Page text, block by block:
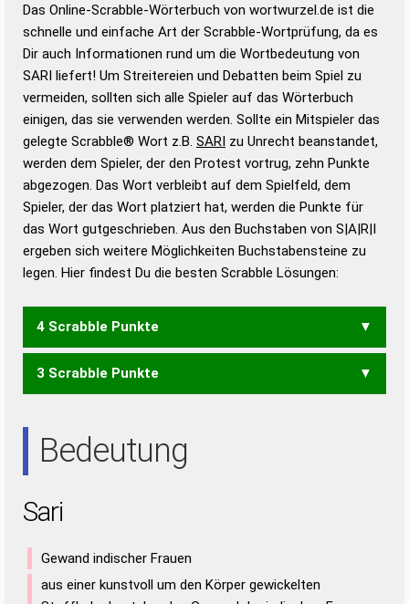
Wortwurzel liefert mit Hilfe eines semantischen
Wortanalyse-Algorithmus gute Anhaltspunkte zu
Wortbedeutung, Worttrennung und Wortform, um die
Gültigkeit eines Wortes für das Scrabble-Spiel zu
bestimmen!
zugelassene Turnier Scrabble-
Wörterbücher sind:
Duden – Standardwerk in 12 Bänden
Duden – Richtiges und gutes
Deutsch
Duden – Die deutsche Grammatik
Duden – Deutsches
Universalwörterbuch
Das Online-Scrabble-Wörterbuch von wortwurzel.de ist die
schnelle und einfache Art der Scrabble-Wortprüfung, da es
Dir auch Informationen rund um die Wortbedeutung von
SARI liefert! Um Streitereien und Debatten beim Spiel zu
vermeiden, sollten sich alle Spieler auf das Wörterbuch
einigen, das sie verwenden werden. Sollte ein Mitspieler das
gelegte Scrabble® Wort z.B. SARI zu Unrecht beanstandet,
werden dem Spieler, der den Protest vortrug, zehn Punkte
abgezogen. Das Wort verbleibt auf dem Spielfeld, dem
Spieler, der das Wort platziert hat, werden die Punkte für
das Wort gutgeschrieben. Aus den Buchstaben von S|A|R|I
ergeben sich weitere Möglichkeiten Buchstabensteine zu
legen. Hier findest Du die besten Scrabble Lösungen:
4 Scrabble Punkte
AIRS RAIS RIAS
3 Scrabble Punkte
Bedeutung
Sari
Gewand indischer Frauen
aus einer kunstvoll um den Körper gewickelten